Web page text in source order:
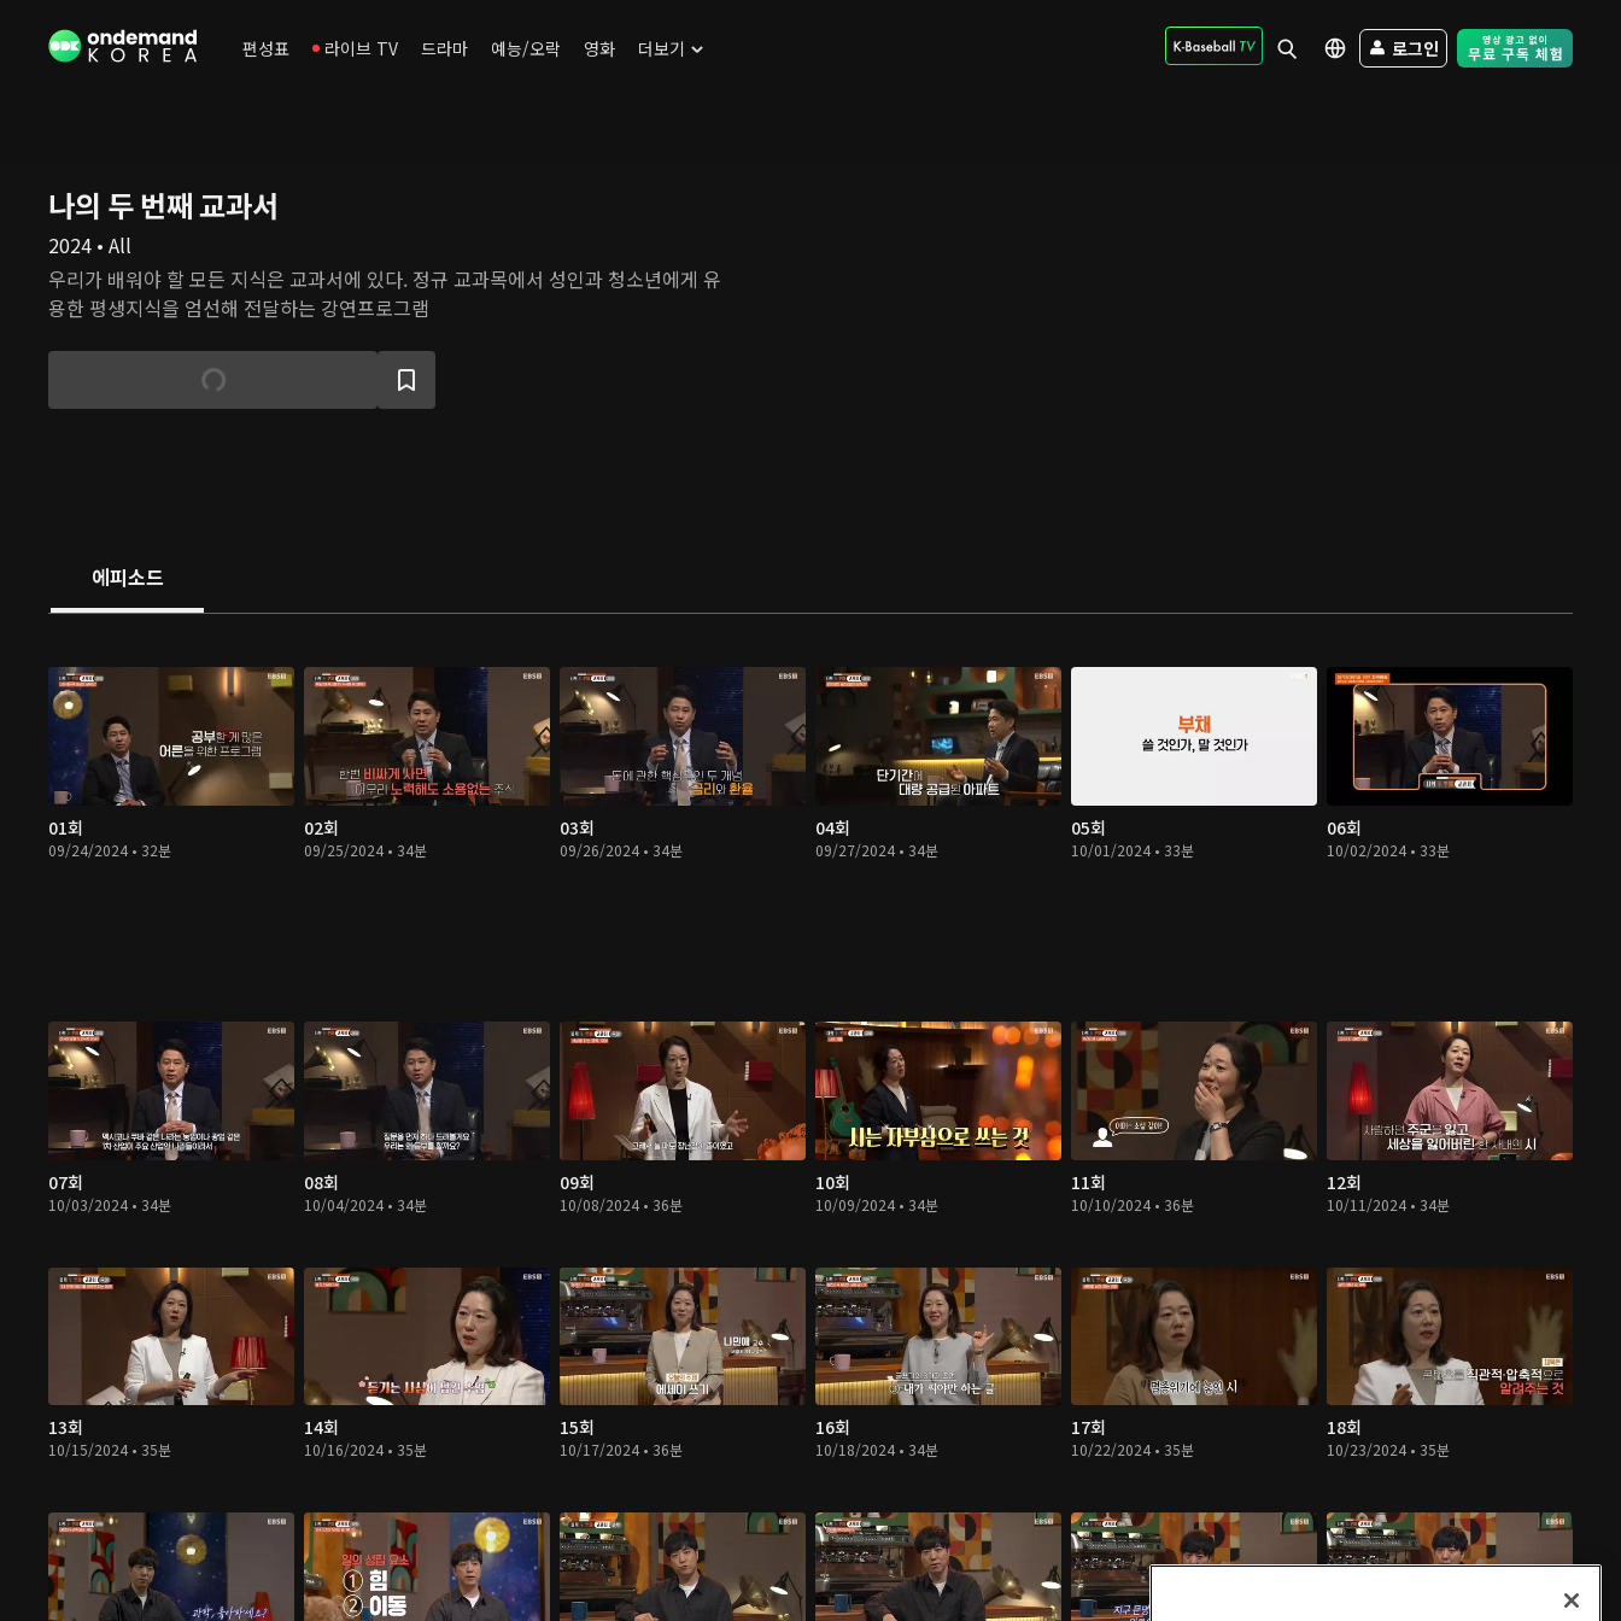
편성표 라이브 TV 드라마 예능/오락 영화 더보기 로그인 Free Trial -
나의 두 번째 교과서
2024 • All
우리가 배워야 할 모든 지식은 교과서에 있다. 정규 교과목에서 성인과 청소년에게 유
용한 평생지식을 엄선해 전달하는 강연프로그램
에피소드
01회
09/24/2024 • 32분
02회
09/25/2024 • 34분
03회
09/26/2024 • 34분
04회
09/27/2024 • 34분
05회
10/01/2024 • 33분
06회
10/02/2024 • 33분
07회
10/03/2024 • 34분
08회
10/04/2024 • 34분
09회
10/08/2024 • 36분
10회
10/09/2024 • 34분
11회
10/10/2024 • 36분
12회
10/11/2024 • 34분
13회
10/15/2024 • 35분
14회
10/16/2024 • 35분
15회
10/17/2024 • 36분
16회
10/18/2024 • 34분
17회
10/22/2024 • 35분
18회
10/23/2024 • 35분